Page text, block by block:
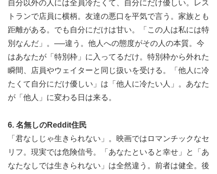
自分以外の人には全員冷たくて、自分にだけ優しい。レス
トランで店員に横柄。友達の悪口を平気で言う。家族とも
距離がある。でも自分にだけは甘い。「この人は私には特
別なんだ」。──違う。他人への態度がその人の本質。今
はあなたが「特別枠」に入ってるだけ。特別枠から外れた
瞬間、店員やウェイターと同じ扱いを受ける。「他人に冷
たくて自分にだけ優しい」は「他人に冷たい人」。あなた
が「他人」に変わる日は来る。
6. 名無しのReddit住民
「君なしじゃ生きられない」。映画ではロマンチックなセ
リフ。現実では危険信号。「あなたといると幸せ」と「あ
なたなしでは生きられない」は全然違う。前者は健全。後